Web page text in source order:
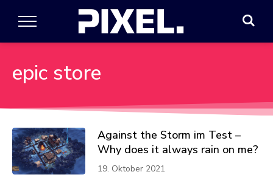
epic store
Against the Storm im Test –
Why does it always rain on me?
19. Oktober 2021